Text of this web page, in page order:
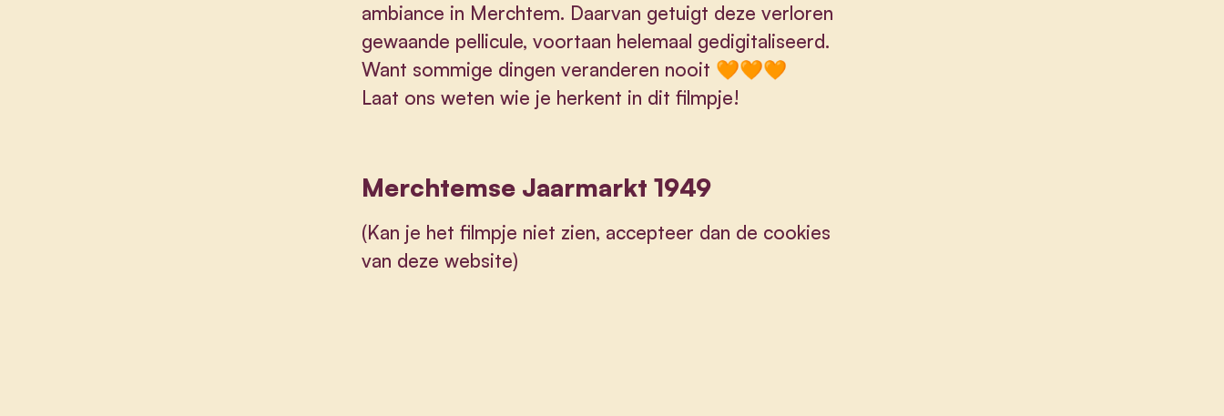
ambiance in Merchtem. Daarvan getuigt deze verloren
gewaande pellicule, voortaan helemaal gedigitaliseerd.
Want sommige dingen veranderen nooit 🧡🧡🧡
Laat ons weten wie je herkent in dit filmpje!
Merchtemse Jaarmarkt 1949
(Kan je het filmpje niet zien, accepteer dan de cookies
van deze website)